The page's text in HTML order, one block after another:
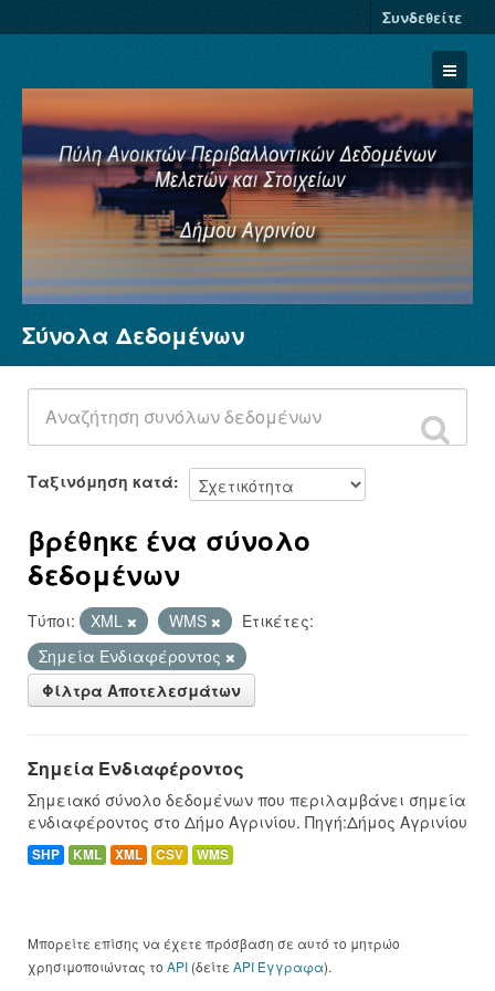
Συνδεθείτε
Σύνολα Δεδομένων
Φορείς
Ομάδες
Σχετικά
Σύνολα Δεδομένων
Ταξινόμηση κατά
βρέθηκε ένα σύνολο
δεδομένων
Τύποι: XML WMS
Ετικέτες:
Σημεία Ενδιαφέροντος
Φίλτρα Αποτελεσμάτων
Σημεία Ενδιαφέροντος
Σημειακό σύνολο δεδομένων που περιλαμβάνει σημεία
ενδιαφέροντος στο Δήμο Αγρινίου. Πηγή:Δήμος Αγρινίου
SHP KML XML CSV WMS
Μπορείτε επίσης να έχετε πρόσβαση σε αυτό το μητρώο
χρησιμοποιώντας το API (δείτε API Έγγραφα).